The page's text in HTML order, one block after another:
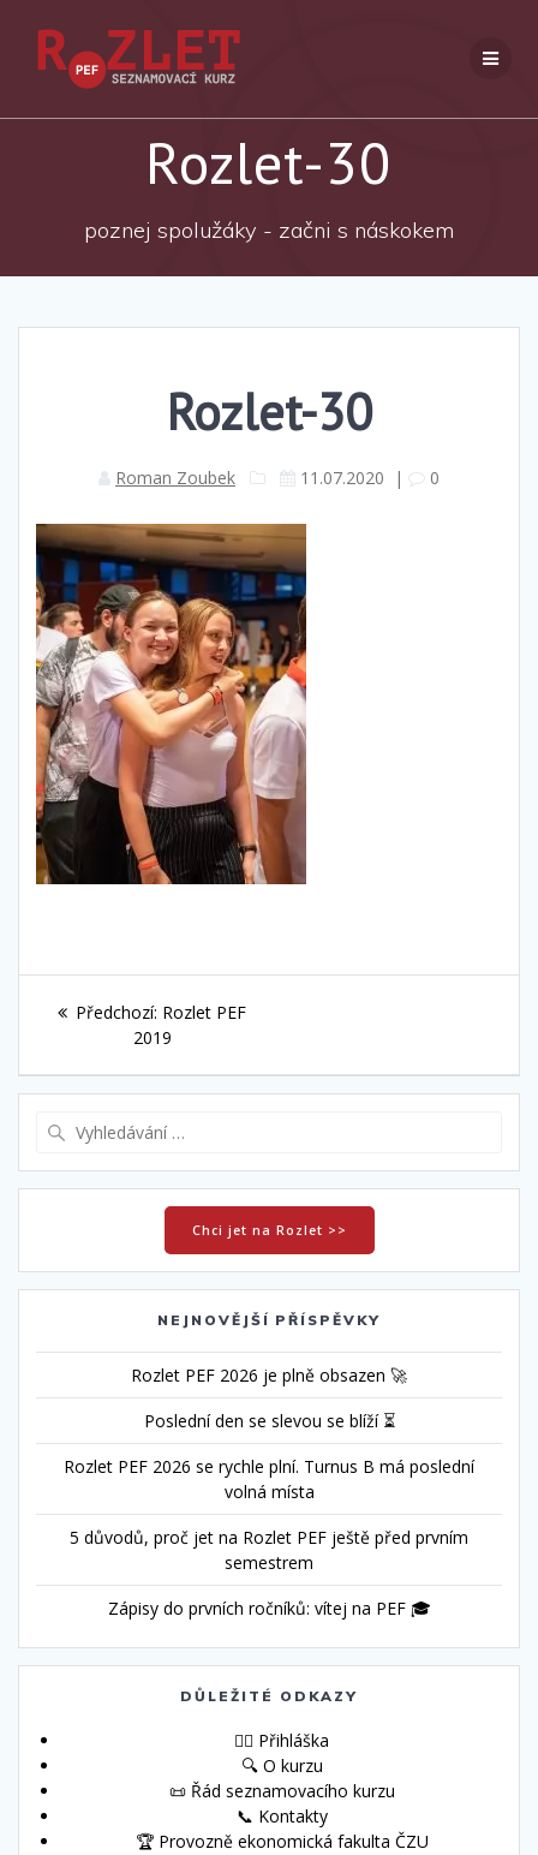
Rozlet-30
poznej spolužáky - začni s náskokem
Rozlet-30
Roman Zoubek 11.07.2020 | 0
Navigace
příspěvek
Předchozí: Předchozí
příspěvek:
Rozlet PEF
2019
Chci jet na Rozlet >>
NEJNOVĚJŠÍ PŘÍSPĚVKY
Rozlet PEF 2026 je plně obsazen 🚀
Poslední den se slevou se blíží ⏳
Rozlet PEF 2026 se rychle plní. Turnus B má poslední
volná místa
5 důvodů, proč jet na Rozlet PEF ještě před prvním
semestrem
Zápisy do prvních ročníků: vítej na PEF 🎓
DŮLEŽITÉ ODKAZY
🙋‍♀️ Přihláška
🔍 O kurzu
📜 Řád seznamovacího kurzu
📞 Kontakty
🏆 Provozně ekonomická fakulta ČZU